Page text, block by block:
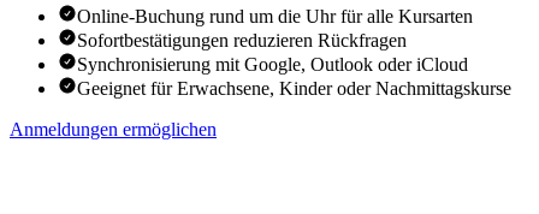
Online-Buchung rund um die Uhr für alle Kursarten
Sofortbestätigungen reduzieren Rückfragen
Synchronisierung mit Google, Outlook oder iCloud
Geeignet für Erwachsene, Kinder oder Nachmittagskurse
Anmeldungen ermöglichen